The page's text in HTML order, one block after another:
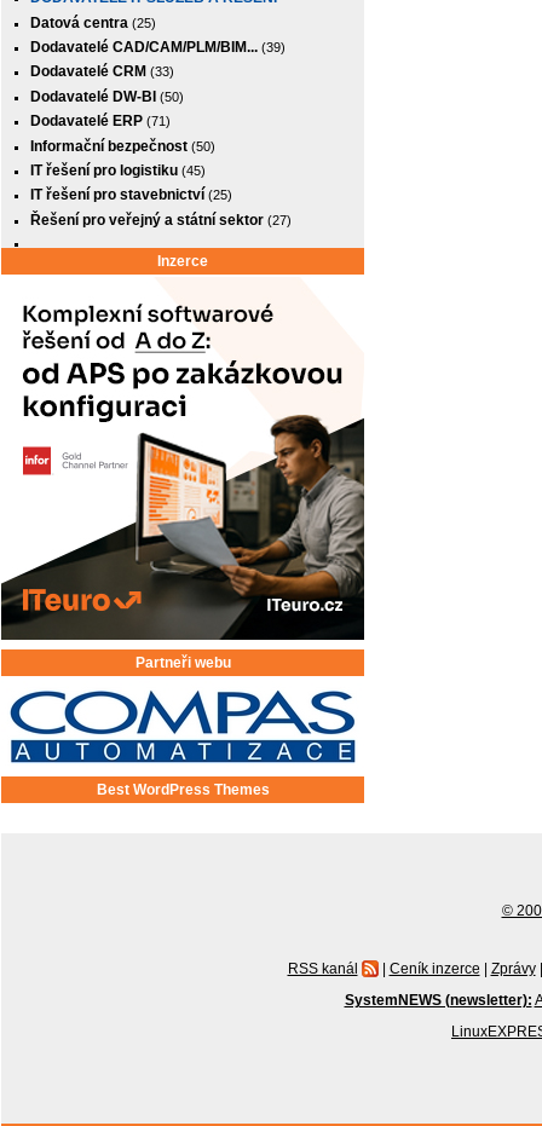
Datová centra (25)
Dodavatelé CAD/CAM/PLM/BIM... (39)
Dodavatelé CRM (33)
Dodavatelé DW-BI (50)
Dodavatelé ERP (71)
Informační bezpečnost (50)
IT řešení pro logistiku (45)
IT řešení pro stavebnictví (25)
Řešení pro veřejný a státní sektor (27)
Inzerce
Partneři webu
Best WordPress Themes
©
RSS kanál | Ceník inzerce | Zprávy |
SystemNEWS (newsletter):